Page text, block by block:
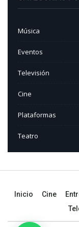
Música
Eventos
Televisión
Cine
Plataformas
Teatro
Inicio Cine